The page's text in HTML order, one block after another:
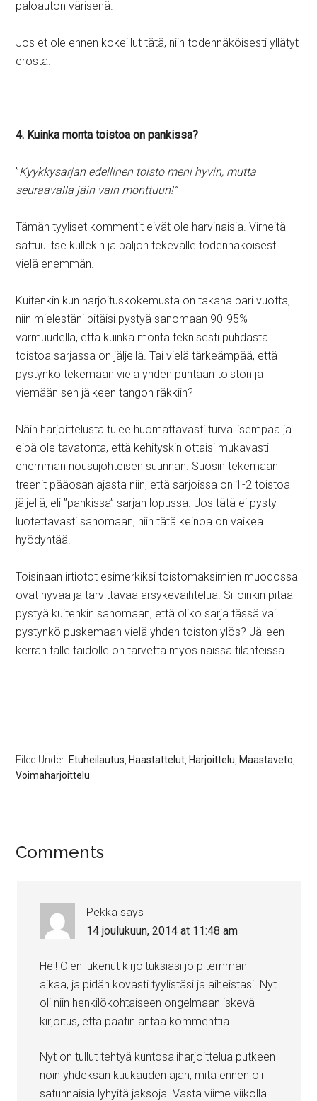
paloauton värisenä.
Jos et ole ennen kokeillut tätä, niin todennäköisesti yllätyt
erosta.
4. Kuinka monta toistoa on pankissa?
”Kyykkysarjan edellinen toisto meni hyvin, mutta
seuraavalla jäin vain monttuun!”
Tämän tyyliset kommentit eivät ole harvinaisia. Virheitä
sattuu itse kullekin ja paljon tekevälle todennäköisesti
vielä enemmän.
Kuitenkin kun harjoituskokemusta on takana pari vuotta,
niin mielestäni pitäisi pystyä sanomaan 90-95%
varmuudella, että kuinka monta teknisesti puhdasta
toistoa sarjassa on jäljellä. Tai vielä tärkeämpää, että
pystynkö tekemään vielä yhden puhtaan toiston ja
viemään sen jälkeen tangon räkkiin?
Näin harjoittelusta tulee huomattavasti turvallisempaa ja
eipä ole tavatonta, että kehityskin ottaisi mukavasti
enemmän nousujohteisen suunnan. Suosin tekemään
treenit pääosan ajasta niin, että sarjoissa on 1-2 toistoa
jäljellä, eli ”pankissa” sarjan lopussa. Jos tätä ei pysty
luotettavasti sanomaan, niin tätä keinoa on vaikea
hyödyntää.
Toisinaan irtiotot esimerkiksi toistomaksimien muodossa
ovat hyvää ja tarvittavaa ärsykevaihtelua. Silloinkin pitää
pystyä kuitenkin sanomaan, että oliko sarja tässä vai
pystynkö puskemaan vielä yhden toiston ylös? Jälleen
kerran tälle taidolle on tarvetta myös näissä tilanteissa.
Filed Under: Etuheilautus Haastattelut Harjoittelu Maastaveto
Voimaharjoittelu
Comments
Pekka says
14 joulukuun, 2014 at 11:48 am
Hei! Olen lukenut kirjoituksiasi jo pitemmän
aikaa, ja pidän kovasti tyylistäsi ja aiheistasi. Nyt
oli niin henkilökohtaiseen ongelmaan iskevä
kirjoitus, että päätin antaa kommenttia.
Nyt on tullut tehtyä kuntosaliharjoittelua putkeen
noin yhdeksän kuukauden ajan, mitä ennen oli
satunnaisia lyhyitä jaksoja. Vasta viime viikolla